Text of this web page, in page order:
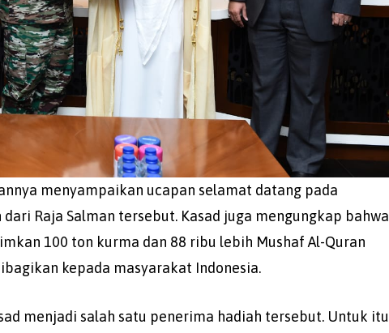
menyampaikan ucapan selamat datang pada
Raja Salman tersebut. Kasad juga mengungkap bahwa
100 ton kurma dan 88 ribu lebih Mushaf Al-Quran
kepada masyarakat Indonesia.
menjadi salah satu penerima hadiah tersebut. Untuk itu